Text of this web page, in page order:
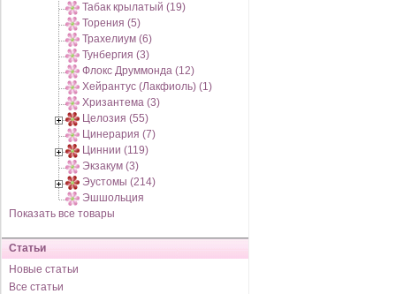
Табак крылатый (19)
Торения (5)
Трахелиум (6)
Тунбергия (3)
Флокс Друммонда (12)
Хейрантус (Лакфиоль) (1)
Хризантема (3)
Целозия (55)
Цинерария (7)
Циннии (119)
Экзакум (3)
Эустомы (214)
Эшшольция
Показать все товары
Статьи
Новые статьи
Все статьи